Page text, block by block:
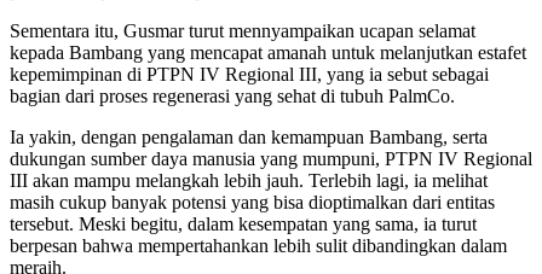
Sementara itu, Gusmar turut mennyampaikan ucapan selamat
kepada Bambang yang mencapat amanah untuk melanjutkan estafet
kepemimpinan di PTPN IV Regional III, yang ia sebut sebagai
bagian dari proses regenerasi yang sehat di tubuh PalmCo.
Ia yakin, dengan pengalaman dan kemampuan Bambang, serta
dukungan sumber daya manusia yang mumpuni, PTPN IV Regional
III akan mampu melangkah lebih jauh. Terlebih lagi, ia melihat
masih cukup banyak potensi yang bisa dioptimalkan dari entitas
tersebut. Meski begitu, dalam kesempatan yang sama, ia turut
berpesan bahwa mempertahankan lebih sulit dibandingkan dalam
meraih.